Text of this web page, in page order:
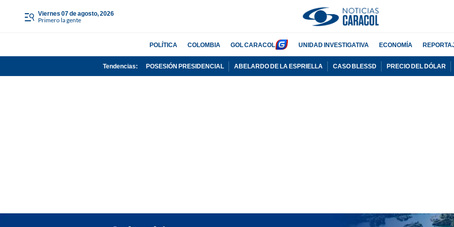
viernes 07 de agosto, 2026
Primero la gente
POLÍTICA COLOMBIA GOL CARACOL UNIDAD INVESTIGATIVA ECONOMÍA
Tendencias: POSESIÓN PRESIDENCIAL ABELARDO DE LA ESPRIELLA CASO BLESSD PRECIO DEL DÓLAR